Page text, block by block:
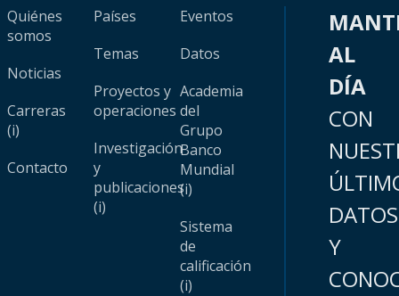
Quiénes
somos
Noticias
Carreras
(i)
Contacto
Países
Temas
Proyectos y
operaciones
Investigación
y
publicaciones
(i)
Eventos
Datos
Academia
del
Grupo
Banco
Mundial
(i)
Sistema
de
calificación
(i)
AL
DÍA
CON
DATOS
Y